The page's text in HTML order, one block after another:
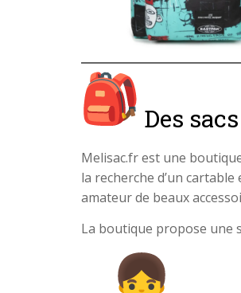
Des
Melisac.fr est une
la recherche d’un
amateur de beaux
La boutique propose une